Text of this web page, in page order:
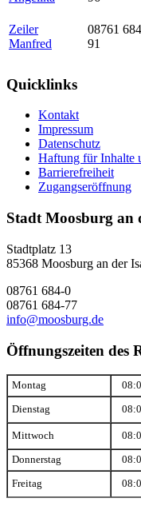
Zeiler
Manfred
08761
91
Quicklinks
Kontakt
Impressum
Datenschutz
Haftung für Inhalte
Barrierefreiheit
Zugangseröffnung
Stadt Moosburg an
Stadtplatz 13
85368 Moosburg an der
08761 684-0
08761 684-77
info@moosburg.de
Öffnungszeiten des
Montag
Dienstag
Mittwoch
Donnerstag
Freitag